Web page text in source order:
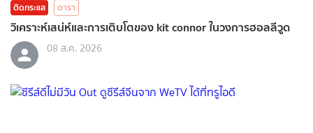
ติดกระแส ดารา
วิเคราะห์เสน่ห์และการเติบโตของ kit connor ในวงการฮอลลีวูด
08 ส.ค. 2026